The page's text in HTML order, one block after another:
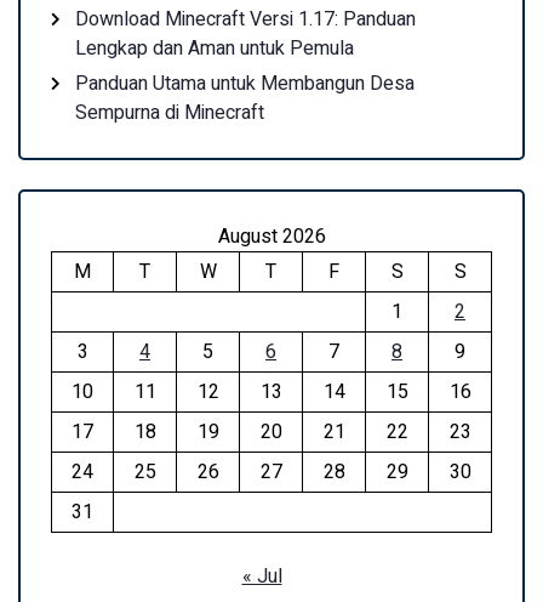
Download Minecraft Versi 1.17: Panduan
Lengkap dan Aman untuk Pemula
Panduan Utama untuk Membangun Desa
Sempurna di Minecraft
August 2026
M
T W T F S
S
1
2
3
4 5 6 7 8
9
10
11 12 13 14 15
16
17
18 19 20 21 22
23
24
25 26 27 28 29
30
31
« Jul